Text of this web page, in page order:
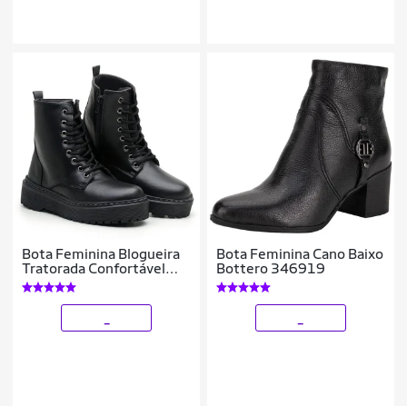
Bota Feminina Blogueira
Tratorada Confortável
Cadarço Cotidiano
Bota Feminina Cano Baixo
Bottero 346919